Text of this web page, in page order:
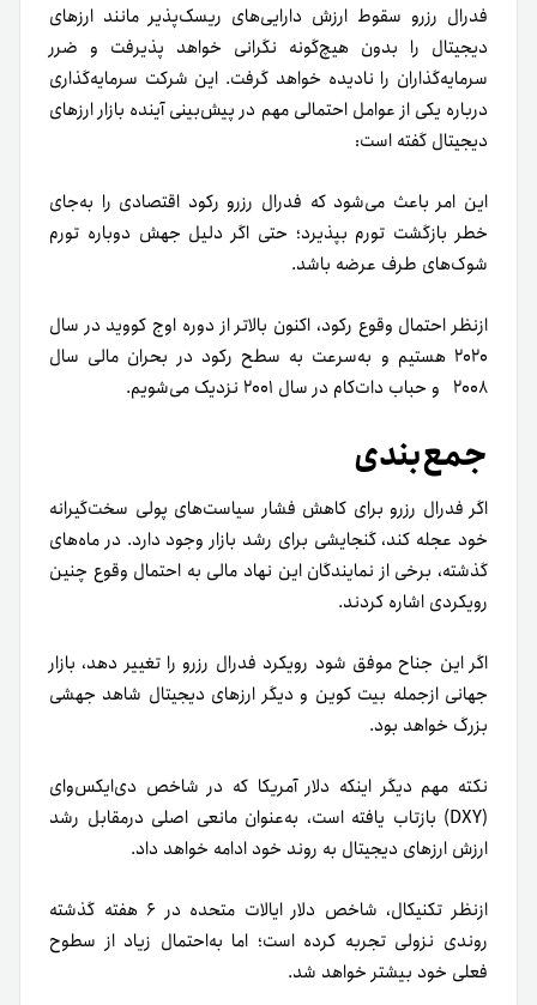
فدرال رزرو سقوط ارزش دارایی‌های ریسک‌پذیر مانند ارزهای
دیجیتال را بدون هیچ‌گونه نگرانی خواهد پذیرفت و ضرر
سرمایه‌گذاران را نادیده خواهد گرفت. این شرکت سرمایه‌گذاری
درباره یکی از عوامل احتمالی مهم در پیش‌بینی آینده بازار ارزهای
دیجیتال گفته است:
این امر باعث می‌شود که فدرال رزرو رکود اقتصادی را به‌جای
خطر بازگشت تورم بپذیرد؛ حتی اگر دلیل جهش دوباره تورم
شوک‌های طرف عرضه باشد.
از‌نظر احتمال وقوع رکود، اکنون بالاتر از دوره اوج کووید در سال
۲۰۲۰ هستیم و به‌سرعت به سطح رکود در بحران مالی سال
۲۰۰۸ و حباب دات‌کام در سال ۲۰۰۱ نزدیک می‌شویم.
جمع‌بندی
اگر فدرال رزرو برای کاهش فشار سیاست‌های پولی سخت‌گیرانه
خود عجله کند، گنجایشی برای رشد بازار وجود دارد. در ماه‌های
گذشته، برخی از نمایندگان این نهاد مالی به‌ احتمال وقوع چنین
رویکردی اشاره کردند.
اگر این جناح موفق شود رویکرد فدرال رزرو را تغییر دهد، بازار
جهانی از‌جمله بیت کوین و دیگر ارزهای دیجیتال شاهد جهشی
بزرگ خواهد بود.
نکته مهم دیگر اینکه دلار آمریکا که در شاخص دی‌ایکس‌وای
(DXY) بازتاب یافته است، به‌عنوان مانعی اصلی درمقابل رشد
ارزش ارزهای دیجیتال به روند خود ادامه خواهد داد.
ازنظر تکنیکال، شاخص دلار ایالات متحده در ۶ هفته گذشته
روندی نزولی تجربه کرده است؛ اما به‌احتمال زیاد از سطوح
فعلی خود بیشتر خواهد شد.